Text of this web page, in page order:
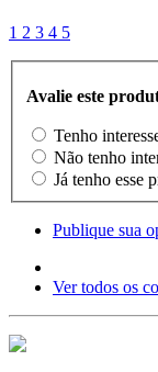
1 2 3 4 5
Avalie este
Tenho
Não tenho
Já tenho esse
Publique sua
Ver todos os